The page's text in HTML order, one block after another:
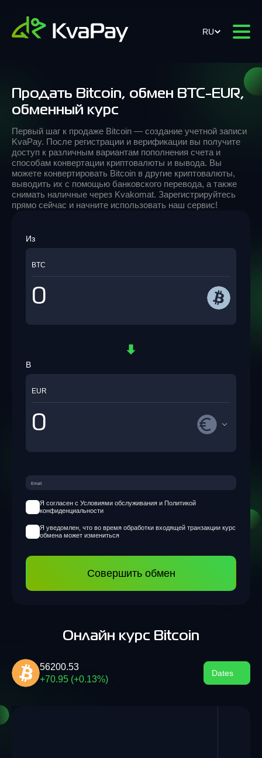
RU
Продать Bitcoin, обмен BTC-EUR,
обменный курс
Первый шаг к продаже Bitcoin — создание учетной записи
KvaPay. После регистрации и верификации вы получите
доступ к различным вариантам пополнения счета и
способам конвертации криптовалюты и вывода. Вы
можете конвертировать Bitcoin в другие криптовалюты,
выводить их с помощью банковского перевода, а также
снимать наличные через Kvakomat. Зарегистрируйтесь
прямо сейчас и начните использовать наш сервис!
Из
BTC
В
EUR
Я согласен с Условиями обслуживания и Политикой
конфиденциальности
Я уведомлен, что во время обработки входящей транзакции курс
обмена может измениться
Совершить обмен
Онлайн курс Bitcoin
56200.53
+70.95 (+0.13%)
Dates